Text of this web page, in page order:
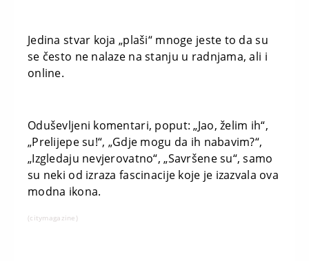
Jedina stvar koja „plaši“ mnoge jeste to da su
se često ne nalaze na stanju u radnjama, ali i
online.
Oduševljeni komentari, poput: „Jao, želim ih“,
„Prelijepe su!“, „Gdje mogu da ih nabavim?“,
„Izgledaju nevjerovatno“, „Savršene su“, samo
su neki od izraza fascinacije koje je izazvala ova
modna ikona.
(citymagazine)